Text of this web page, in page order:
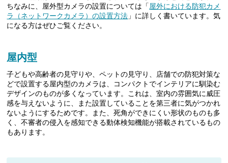
ちなみに、屋外型カメラの設置については「屋外における防犯カメ
ラ（ネットワークカメラ）の設置方法 」に詳しく書いています。気
になる方はぜひご覧ください。
屋内型
子どもや高齢者の見守りや、ペットの見守り、店舗での防犯対策な
どで設置する屋内型のカメラは、コンパクトでインテリアに馴染む
デザインのものが多くなっています。これは、室内の雰囲気に威圧
感を与えないように、また設置していることを第三者に気がつかれ
ないようにするためです。また、死角ができにくい形状のものも多
く、不審者の侵入を感知できる動体検知機能が搭載されているもの
もあります。